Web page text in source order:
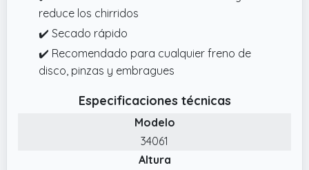
reduce los chirridos
✔️ Secado rápido
✔️ Recomendado para cualquier freno de
disco, pinzas y embragues
Especificaciones técnicas
Modelo
34061
Altura